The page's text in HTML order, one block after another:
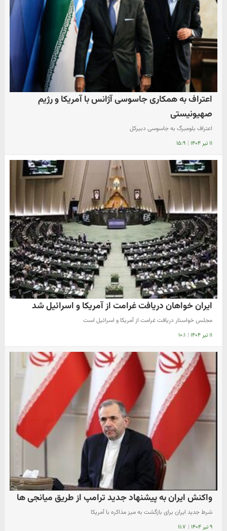
اعتراف به همکاری جاسوسی آژانس با آمریکا و رژیم
صهیونیستی
اعتراف بلومبرگ به جاسوسی دبیرکل
۱۱ تیر ۱۴۰۴ | ۱۵:۹
ایران خواهان دریافت غرامت از آمریکا و اسرائیل شد
مجلس خواستار دریافت غرامت از آمریکا و اسرائیل است
۱۱ تیر ۱۴۰۴ | ۱۰:۱
واکنش ایران به پیشنهاد جدید ترامپ از طریق میانجی ها
شرط جدید ایران برای بازگشت به میز مذاکره با آمریکا
۹ تیر ۱۴۰۴ | ۱۱:۷